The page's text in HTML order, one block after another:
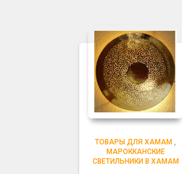
ТОВАРЫ ДЛЯ ХАМАМ ,
МАРОККАНСКИЕ
СВЕТИЛЬНИКИ В ХАМАМ